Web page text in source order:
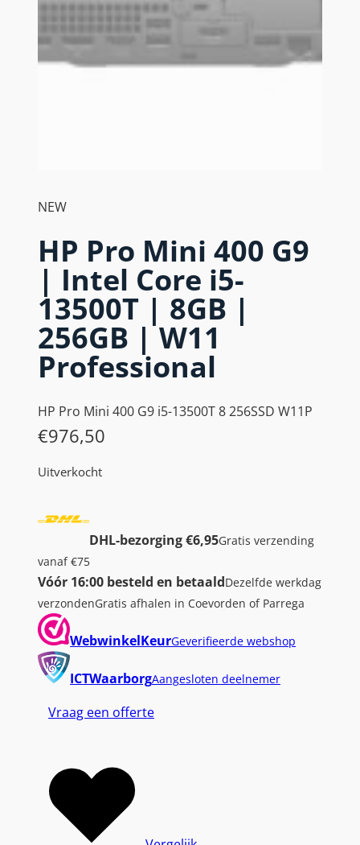
NEW
HP Pro Mini 400 G9
| Intel Core i5-
13500T | 8GB |
256GB | W11
Professional
HP Pro Mini 400 G9 i5-13500T 8 256SSD W11P
€976,50
Uitverkocht
DHL-bezorging €6,95Gratis verzending
vanaf €75
Vóór 16:00 besteld en betaaldDezelfde werkdag
verzondenGratis afhalen in Coevorden of Parrega
WebwinkelKeurGeverifieerde webshop
ICTWaarborgAangesloten deelnemer
Vraag een offerte